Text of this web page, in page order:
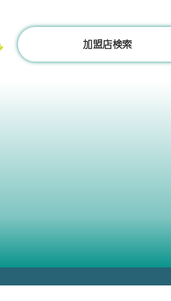
加盟店検索